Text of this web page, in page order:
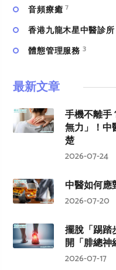
⾳頻療癒 7
香港九龍木星中醫診所
體態管理服務 3
最新文章
手機不離手
無力」！中
楚
2026-07-24
中醫如何應
2026-07-20
擺脫「踢踏
開「腓總
2026-07-17